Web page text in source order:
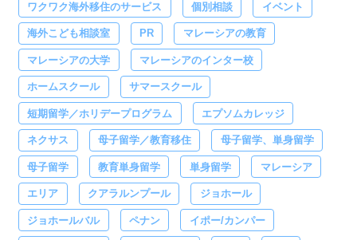
ワクワク海外移住のサービス 個別相談 イベント
海外こども相談室 PR マレーシアの教育
マレーシアの大学 マレーシアのインター校
ホームスクール サマースクール
短期留学／ホリデープログラム エプソムカレッジ
ネクサス 母子留学／教育移住 母子留学、単身留学
母子留学 教育単身留学 単身留学 マレーシア
エリア クアラルンプール ジョホール
ジョホールバル ペナン イポー/カンパー